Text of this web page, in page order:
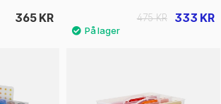
365 KR 333 KR
475 KR